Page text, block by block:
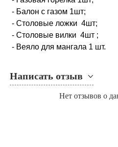
- Балон с газом 1шт;
- Столовые ложки 4шт;
- Столовые вилки 4шт ;
- Веяло для мангала 1 шт.
Написать отзыв
Нет отзывов о